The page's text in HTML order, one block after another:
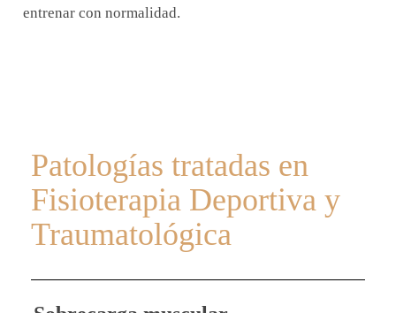
entrenar con normalidad.
Patologías tratadas en
Fisioterapia Deportiva y
Traumatológica